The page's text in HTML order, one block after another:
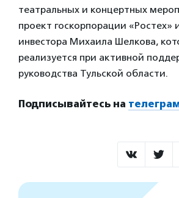
театральных и концертных
проект госкорпорации «Ростех»
инвестора Михаила Шелкова,
реализуется при активной
руководства Тульской области.
Подписывайтесь на